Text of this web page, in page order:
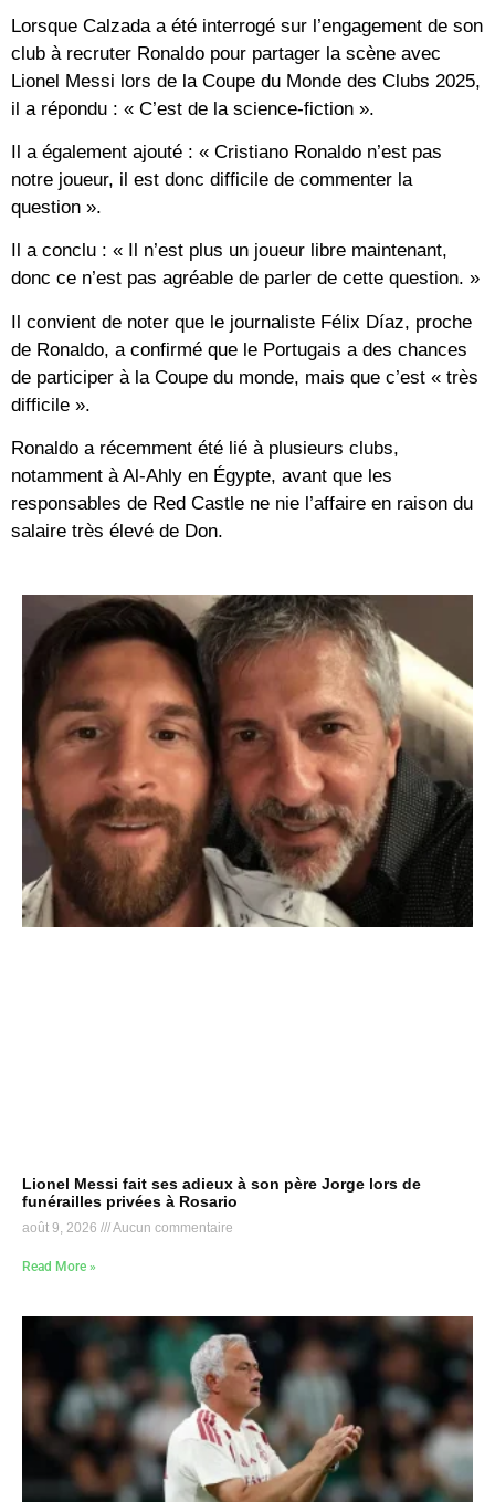
Lorsque Calzada a été interrogé sur l’engagement de son
club à recruter Ronaldo pour partager la scène avec
Lionel Messi lors de la Coupe du Monde des Clubs 2025,
il a répondu : « C’est de la science-fiction ».
Il a également ajouté : « Cristiano Ronaldo n’est pas
notre joueur, il est donc difficile de commenter la
question ».
Il a conclu : « Il n’est plus un joueur libre maintenant,
donc ce n’est pas agréable de parler de cette question. »
Il convient de noter que le journaliste Félix Díaz, proche
de Ronaldo, a confirmé que le Portugais a des chances
de participer à la Coupe du monde, mais que c’est « très
difficile ».
Ronaldo a récemment été lié à plusieurs clubs,
notamment à Al-Ahly en Égypte, avant que les
responsables de Red Castle ne nie l’affaire en raison du
salaire très élevé de Don.
Lionel Messi fait ses adieux à son père Jorge lors de
funérailles privées à Rosario
août 9, 2026 Aucun commentaire
Read More »